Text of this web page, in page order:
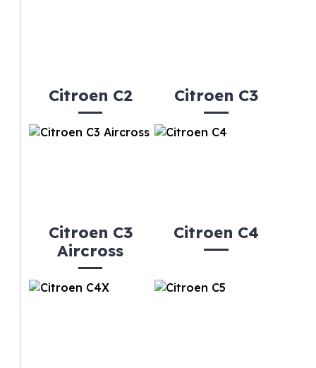
Citroen C2 Citroen C3
Citroen C3
Aircross
Citroen C4